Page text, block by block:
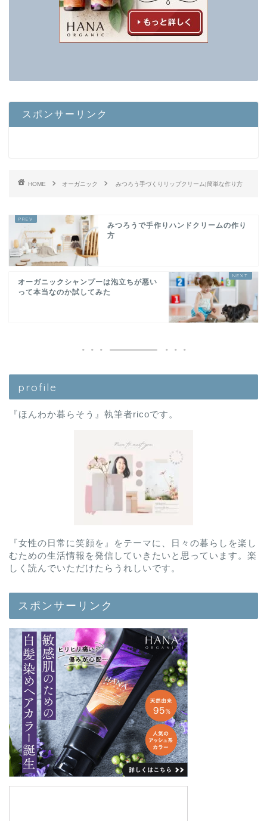
スポンサーリンク
HOME オーガニック みつろう手づくりリップクリーム|簡単な作り方
みつろうで手作りハンドクリームの作り
方
オーガニックシャンプーは泡立ちが悪い
って本当なのか試してみた
profile
『ほんわか暮らそう』執筆者ricoです。
『女性の日常に笑顔を』をテーマに、日々の暮らしを楽し
むための生活情報を発信していきたいと思っています。楽
しく読んでいただけたらうれしいです。
スポンサーリンク